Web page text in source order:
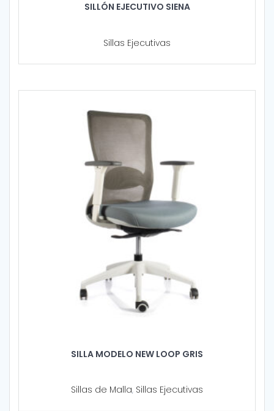
SILLÓN EJECUTIVO SIENA
Sillas Ejecutivas
SILLA MODELO NEW LOOP GRIS
Sillas de Malla, Sillas Ejecutivas